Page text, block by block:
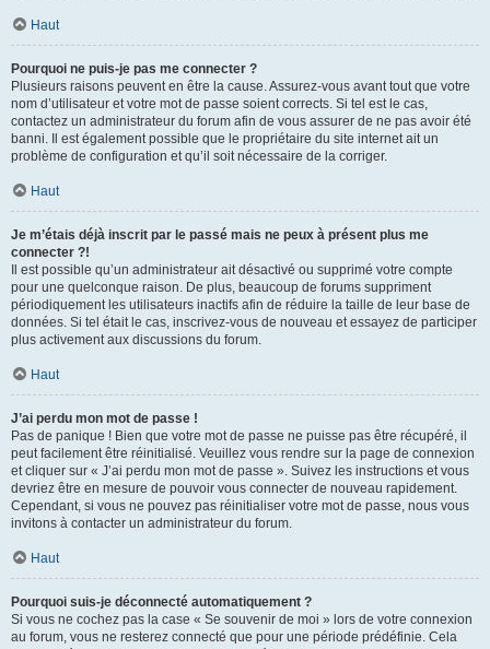
Haut
Pourquoi ne puis-je pas me connecter ?
Plusieurs raisons peuvent en être la cause. Assurez-vous avant tout que votre
nom d’utilisateur et votre mot de passe soient corrects. Si tel est le cas,
contactez un administrateur du forum afin de vous assurer de ne pas avoir été
banni. Il est également possible que le propriétaire du site internet ait un
problème de configuration et qu’il soit nécessaire de la corriger.
Haut
Je m’étais déjà inscrit par le passé mais ne peux à présent plus me
connecter ?!
Il est possible qu’un administrateur ait désactivé ou supprimé votre compte
pour une quelconque raison. De plus, beaucoup de forums suppriment
périodiquement les utilisateurs inactifs afin de réduire la taille de leur base de
données. Si tel était le cas, inscrivez-vous de nouveau et essayez de participer
plus activement aux discussions du forum.
Haut
J’ai perdu mon mot de passe !
Pas de panique ! Bien que votre mot de passe ne puisse pas être récupéré, il
peut facilement être réinitialisé. Veuillez vous rendre sur la page de connexion
et cliquer sur « J’ai perdu mon mot de passe ». Suivez les instructions et vous
devriez être en mesure de pouvoir vous connecter de nouveau rapidement.
Cependant, si vous ne pouvez pas réinitialiser votre mot de passe, nous vous
invitons à contacter un administrateur du forum.
Haut
Pourquoi suis-je déconnecté automatiquement ?
Si vous ne cochez pas la case « Se souvenir de moi » lors de votre connexion
au forum, vous ne resterez connecté que pour une période prédéfinie. Cela